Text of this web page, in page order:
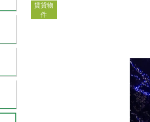
賃貸物
件